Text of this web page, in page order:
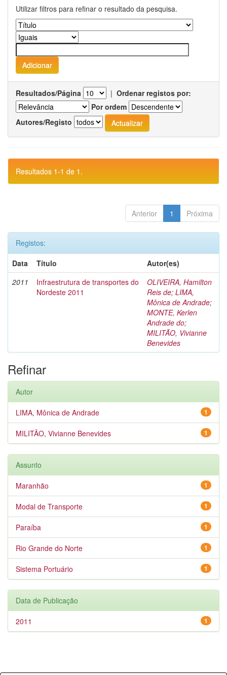
Utilizar filtros para refinar o resultado da pesquisa.
Resultados/Página | Ordenar registos por:
Por ordem
Autores/Registo
Resultados 1-1 de 1.
Anterior 1 Próxima
Registos:
Data
Título
Autor(es)
2011
Infraestrutura de transportes do
Nordeste 2011
OLIVEIRA, Hamilton
Reis de; LIMA,
Mônica de Andrade;
MONTE, Kerlen
Andrade do;
MILITÃO, Vivianne
Benevides
Refinar
Autor
1
LIMA, Mônica de Andrade
1
MILITÃO, Vivianne Benevides
Assunto
1
Maranhão
1
Modal de Transporte
1
Paraíba
1
Rio Grande do Norte
1
Sistema Portuário
Data de Publicação
1
2011